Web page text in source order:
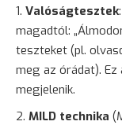
Valóságtesztek
magadtól:
teszteket (pl.
meg az órádat). Ez
megjelenik.
MILD technika